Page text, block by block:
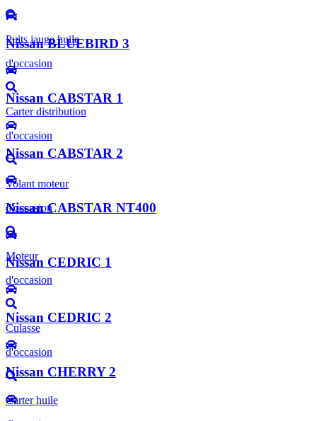
Nissan BLUEBIRD 3
Nissan CABSTAR 1
Nissan CABSTAR 2
Nissan CABSTAR NT400
Nissan CEDRIC 1
Nissan CEDRIC 2
Nissan CHERRY 2
Puits jauge huile
d'occasion
Carter distribution
d'occasion
Volant moteur
d'occasion
Moteur
d'occasion
Culasse
d'occasion
Carter huile